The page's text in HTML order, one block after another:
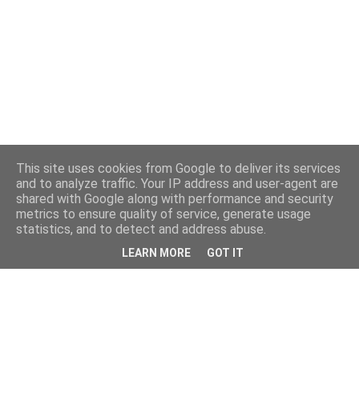
This site uses cookies from Google to deliver its services
and to analyze traffic. Your IP address and user-agent are
shared with Google along with performance and security
metrics to ensure quality of service, generate usage
statistics, and to detect and address abuse.
LEARN MORE GOT IT